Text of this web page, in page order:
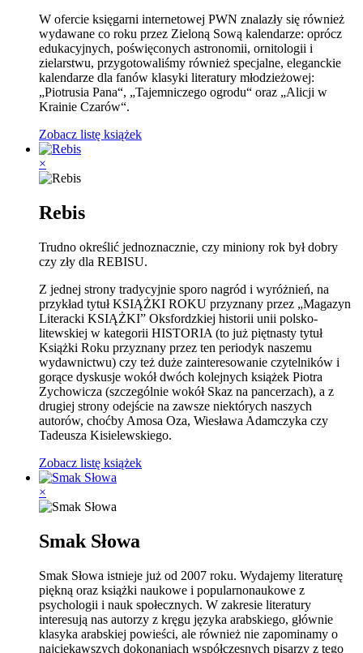
W ofercie księgarni internetowej PWN znalazły się również
wydawane co roku przez Zieloną Sową kalendarze: oprócz
edukacyjnych, poświęconych astronomii, ornitologii i
zielarstwu, przygotowaliśmy również specjalne, eleganckie
kalendarze dla fanów klasyki literatury młodzieżowej:
„Piotrusia Pana“, „Tajemniczego ogrodu“ oraz „Alicji w
Krainie Czarów“.
Zobacz listę książek
×
Rebis
Trudno określić jednoznacznie, czy miniony rok był dobry
czy zły dla REBISU.
Z jednej strony tradycyjnie sporo nagród i wyróżnień, na
przykład tytuł KSIĄŻKI ROKU przyznany przez „Magazyn
Literacki KSIĄŻKI” Oksfordzkiej historii unii polsko-
litewskiej w kategorii HISTORIA (to już piętnasty tytuł
Książki Roku przyznany przez ten periodyk naszemu
wydawnictwu) czy też duże zainteresowanie czytelników i
gorące dyskusje wokół dwóch kolejnych książek Piotra
Zychowicza (szczególnie wokół Skaz na pancerzach), a z
drugiej strony odejście na zawsze niektórych naszych
autorów, choćby Amosa Oza, Wiesława Adamczyka czy
Tadeusza Kisielewskiego.
Zobacz listę książek
×
Smak Słowa
Smak Słowa istnieje już od 2007 roku. Wydajemy literaturę
piękną oraz książki naukowe i popularnonaukowe z
psychologii i nauk społecznych. W zakresie literatury
interesują nas autorzy z kręgu języka arabskiego, głównie
klasyka arabskiej powieści, ale również nie zapominamy o
najciekawszych dokonaniach współczesnych pisarzy z tego